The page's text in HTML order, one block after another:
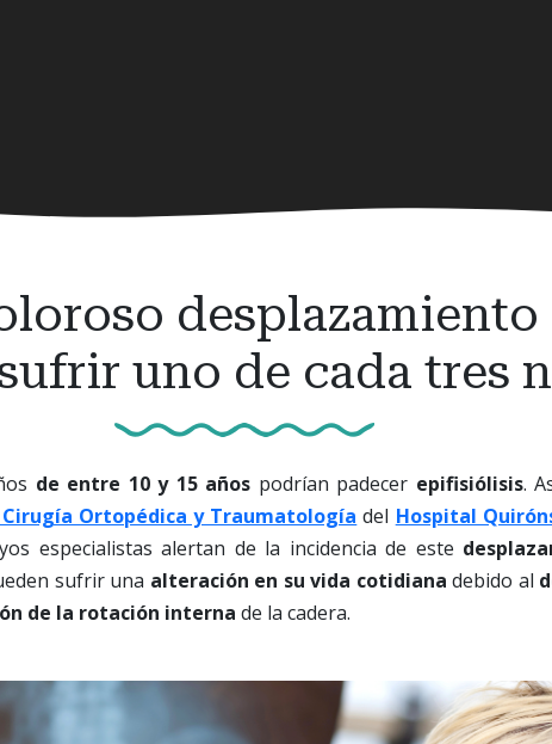
desplazamiento
uno de cada tres
de entre 10 y 15 años podrían padecer epifisiólisis.
Ortopédica y Traumatología del Hospital
especialistas alertan de la incidencia de este
sufrir una alteración en su vida cotidiana debido al
de la rotación interna de la cadera.